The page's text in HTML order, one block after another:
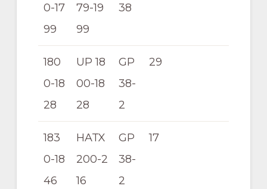
0-17
99
79-19
99
38
180
0-18
28
UP 18
00-18
28
GP
38-
2
29
183
0-18
46
HATX
200-2
16
GP
38-
2
17